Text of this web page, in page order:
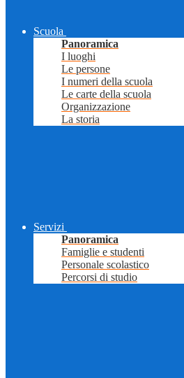
Scuola
Panoramica
I luoghi
Le persone
I numeri della scuola
Le carte della scuola
Organizzazione
La storia
Servizi
Panoramica
Famiglie e studenti
Personale scolastico
Percorsi di studio